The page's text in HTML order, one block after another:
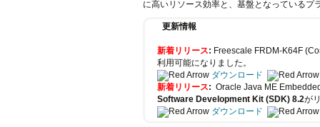
に高いリソース効率と、基盤となっている
更新情報
新着リリース: Freescale FRDM-K64F
利用可能になりました。
ダウンロード
新着リリース: Oracle Java ME
Software Development Kit (SDK) 8.2が
ダウンロード